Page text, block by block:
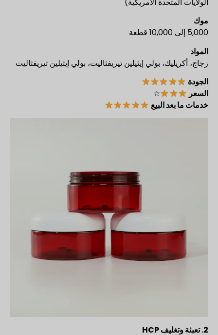
موك
5,000 إلى 10,000 قطعة
المواد
زجاج، أكريليك، بولي إيثيلين تيريفثاليت، بولي إيثيلين تيريفثاليت
الجودة
السعر
☆
خدمات ما بعد البيع
2. تعبئة وتغليف HCP